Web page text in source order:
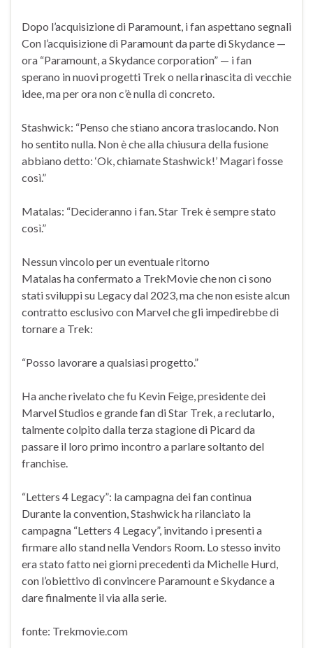
Dopo l’acquisizione di Paramount, i fan aspettano segnali
Con l’acquisizione di Paramount da parte di Skydance —
ora “Paramount, a Skydance corporation” — i fan
sperano in nuovi progetti Trek o nella rinascita di vecchie
idee, ma per ora non c’è nulla di concreto.
Stashwick: “Penso che stiano ancora traslocando. Non
ho sentito nulla. Non è che alla chiusura della fusione
abbiano detto: ‘Ok, chiamate Stashwick!’ Magari fosse
così.”
Matalas: “Decideranno i fan. Star Trek è sempre stato
così.”
Nessun vincolo per un eventuale ritorno
Matalas ha confermato a TrekMovie che non ci sono
stati sviluppi su Legacy dal 2023, ma che non esiste alcun
contratto esclusivo con Marvel che gli impedirebbe di
tornare a Trek:
“Posso lavorare a qualsiasi progetto.”
Ha anche rivelato che fu Kevin Feige, presidente dei
Marvel Studios e grande fan di Star Trek, a reclutarlo,
talmente colpito dalla terza stagione di Picard da
passare il loro primo incontro a parlare soltanto del
franchise.
“Letters 4 Legacy”: la campagna dei fan continua
Durante la convention, Stashwick ha rilanciato la
campagna “Letters 4 Legacy”, invitando i presenti a
firmare allo stand nella Vendors Room. Lo stesso invito
era stato fatto nei giorni precedenti da Michelle Hurd,
con l’obiettivo di convincere Paramount e Skydance a
dare finalmente il via alla serie.
fonte: Trekmovie.com